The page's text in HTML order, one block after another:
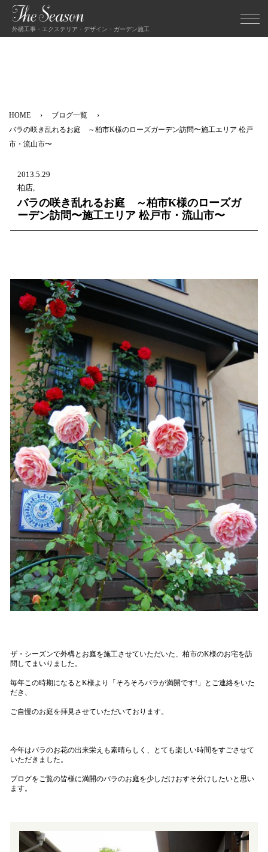
外構工事・エクステリア・デザイン・ガーデン施工
HOME
ブログ一覧
バラの咲き乱れるお庭 ～柏市K様のローズガーデン訪問〜施工エリア 松戸
市・流山市〜
2013.5.29
柏店,
バラの咲き乱れるお庭 ～柏市K様のローズガ
ーデン訪問〜施工エリア 松戸市・流山市〜
ザ・シーズンで外構とお庭を施工させていただいた、柏市のK様のお宅を訪
問してまいりました。
毎年この時期になるとK様より「そろそろバラが満開です!」とご連絡をいた
だき、
ご自慢のお庭を拝見させていただいております。
今年はバラのお花の出来栄えも素晴らしく、とても楽しい時間をすごさせて
いただきました。
ブログをご覧の皆様に満開のバラのお庭を少しだけおすそ分けしたいと思い
ます。